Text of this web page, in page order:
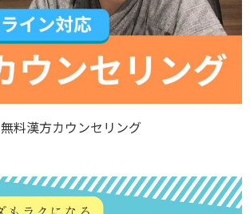
無料漢方カウンセリング